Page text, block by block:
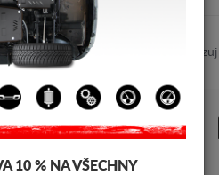
out of5stars based on
výrobku: 14.082
227 €
220€
10 % NA VŠECHNY